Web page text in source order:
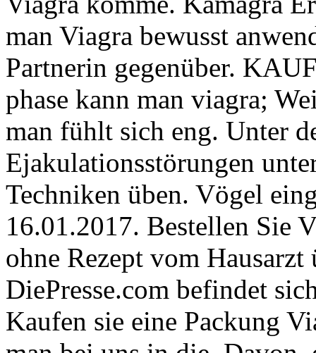
man Viagra bewusst
Partnerin gegenüber.
phase kann man viagra;
man fühlt sich eng. Unter
Ejakulationsstörungen
Techniken üben. Vögel
16.01.2017. Bestellen Sie
ohne Rezept vom Hausarzt
DiePresse.com befindet
Kaufen sie eine Packung